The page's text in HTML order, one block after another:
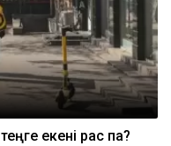
екені рас па?